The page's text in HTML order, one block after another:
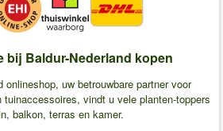
bij Baldur-Nederland kopen
onlineshop, uw betrouwbare partner voor
vindt u vele planten-toppers
balkon, terras en kamer.